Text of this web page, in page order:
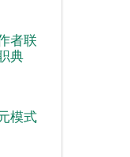
者联
典
模式